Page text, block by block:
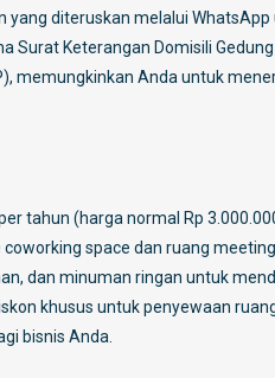
diteruskan melalui
Surat Keterangan Domisili
memungkinkan Anda untuk
tahun (harga normal Rp
space dan ruang
dan minuman ringan untuk
khusus untuk penyewaan
bisnis Anda.